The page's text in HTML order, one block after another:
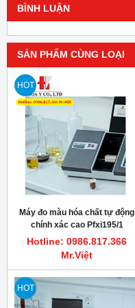
BÌNH LUẬN
SẢN PHẨM CÙNG LOẠI
HOT
Máy đo màu hóa chất tự động
chính xác cao Pfxi195/1
LOVIBOND
Hotline: 0986.817.366
Mr.Việt
HOT